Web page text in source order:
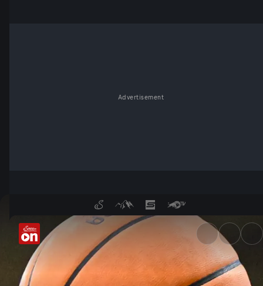
Advertisement
Turkish Airlines EuroLeague